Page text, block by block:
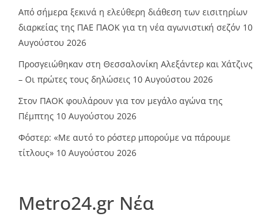
Από σήμερα ξεκινά η ελεύθερη διάθεση των εισιτηρίων
διαρκείας της ΠΑΕ ΠΑΟΚ για τη νέα αγωνιστική σεζόν 10
Αυγούστου 2026
Προσγειώθηκαν στη Θεσσαλονίκη Αλεξάντερ και Χάτζινς
– Οι πρώτες τους δηλώσεις 10 Αυγούστου 2026
Στον ΠΑΟΚ φουλάρουν για τον μεγάλο αγώνα της
Πέμπτης 10 Αυγούστου 2026
Φόστερ: «Με αυτό το ρόστερ μπορούμε να πάρουμε
τίτλους» 10 Αυγούστου 2026
Metro24.gr Νέα